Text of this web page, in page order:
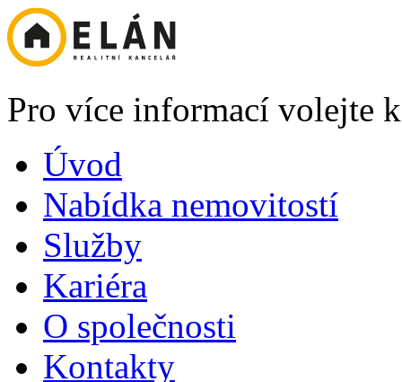
Pro více informací volejte
Úvod
Nabídka nemovitostí
Služby
Kariéra
O společnosti
Kontakty